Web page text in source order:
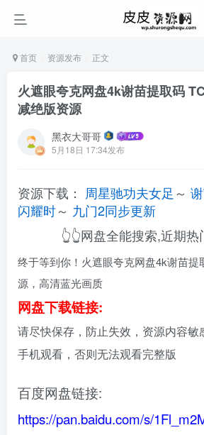
首页 资源发布 正文
火遮眼夸克网盘4k谢苗提取码
减绝版资源
黑衣大哥哥
5月18日 17:34发布
资源下载： 周星驰功夫女足 ～
闪耀时～ 九门2同步更新
👆👆网盘全能搜索,近期热
终于等到你！火遮眼夸克网盘4k谢苗提
源，高清蓝光画质
网盘下载链接:
请尽快保存，防止失效，资源内容敏
手机观看，否则无法观看完整版
百度网盘链接:
https://pan.baidu.com/s/